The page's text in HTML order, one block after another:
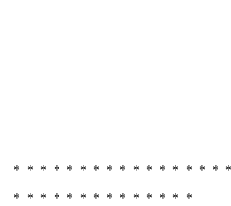
＊＊＊＊＊＊＊＊＊＊＊＊＊＊＊＊
＊＊＊＊＊＊＊＊＊＊＊＊＊＊